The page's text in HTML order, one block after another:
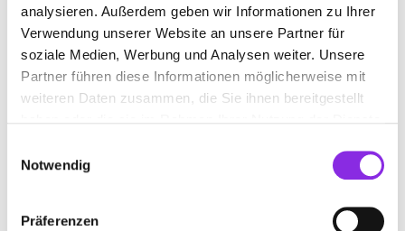
analysieren. Außerdem geben wir Informationen zu Ihrer
Verwendung unserer Website an unsere Partner für
soziale Medien, Werbung und Analysen weiter. Unsere
Partner führen diese Informationen möglicherweise mit
weiteren Daten zusammen, die Sie ihnen bereitgestellt
Notwendig
Präferenzen
HAITERBACH
JETTINGEN
LAUTENBACH
LOSSBURG-WÄLDE
MÖTZINGEN
NAGOLD
NEUENBÜRG WÜRTT
NEUWEILER
OBERKIRCH
SCHOPFLOCH